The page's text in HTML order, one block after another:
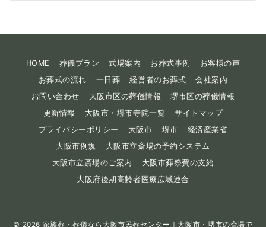
HOME 葬儀プラン 式場案内 お葬式事例
お客様の声
お葬式の流れ
一日葬 経営者のお葬式
会社案内
お問い合わせ
大阪市区の葬儀情報
堺市区の葬儀情報
更新情報
大阪市・堺市寺院一覧
サイトマップ
プライバシーポリシー
大阪市 堺市
経済産業省
大阪市例規
大阪市立斎場の予約システム
大阪市立斎場のご案内
大阪市葬祭費の支給
大阪府後期高齢者医療広域連合
© 2026 家族葬・葬儀なら大阪市民葬センター｜大阪市・堺市の斎場で